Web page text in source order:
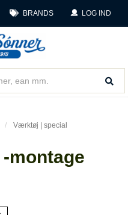
BRANDS LOG IND
Værktøj | special